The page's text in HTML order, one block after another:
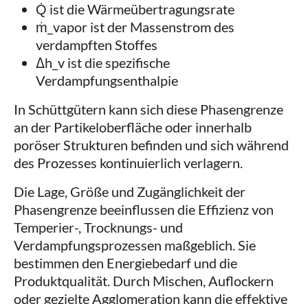
Q̇ ist die Wärmeübertragungsrate
ṁ_vapor ist der Massenstrom des
verdampften Stoffes
Δh_v ist die spezifische
Verdampfungsenthalpie
In Schüttgütern kann sich diese Phasengrenze
an der Partikeloberfläche oder innerhalb
poröser Strukturen befinden und sich während
des Prozesses kontinuierlich verlagern.
Die Lage, Größe und Zugänglichkeit der
Phasengrenze beeinflussen die Effizienz von
Temperier-, Trocknungs- und
Verdampfungsprozessen maßgeblich. Sie
bestimmen den Energiebedarf und die
Produktqualität. Durch Mischen, Auflockern
oder gezielte Agglomeration kann die effektive